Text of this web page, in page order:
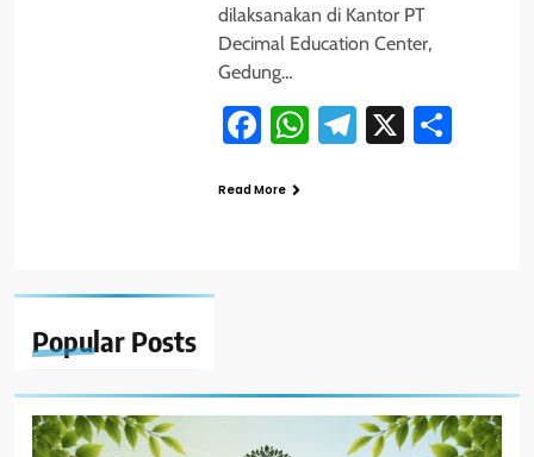
Popular Posts
dilaksanakan di Kantor PT
Decimal Education Center,
Gedung…
Facebook
WhatsApp
Telegram
X
Read More